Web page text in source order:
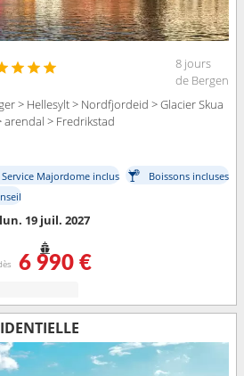
8 jours
de Bergen
> Hellesylt > Nordfjordeid > Glacier Skua
> Fredrikstad
Service Majordome inclus
Boissons incluses
lun. 19 juil. 2027
6 990 €